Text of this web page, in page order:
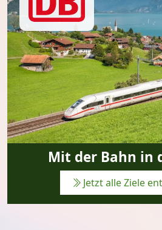
Mit der Bahn in
Jetzt alle Ziele